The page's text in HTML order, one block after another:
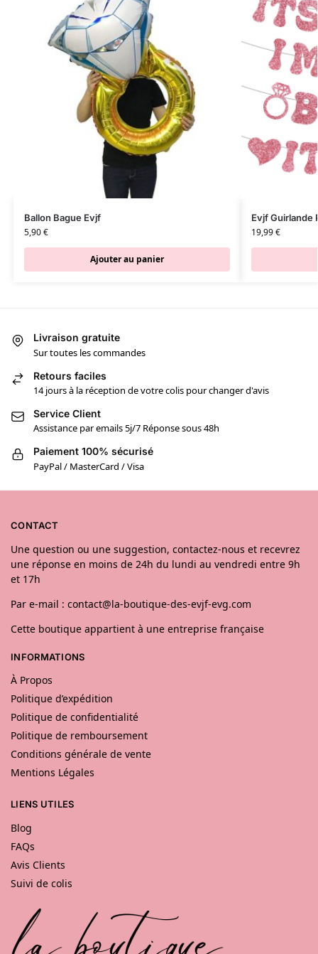
Ballon Bague Evjf
5,90€
Ajouter au panier
Evjf Guirlande
19,99€
Livraison gratuite
Sur toutes les commandes
Retours faciles
14 jours à la réception de votre colis pour changer d'avis
Service Client
Assistance par emails 5j/7 Réponse sous 48h
Paiement 100% sécurisé
PayPal / MasterCard / Visa
CONTACT
Une question ou une suggestion, contactez-nous et recevrez
une réponse en moins de 24h du lundi au vendredi entre 9h
et 17h
Par e-mail : contact@la-boutique-des-evjf-evg.com
Cette boutique appartient à une entreprise française
INFORMATIONS
À Propos
Politique d’expédition
Politique de confidentialité
Politique de remboursement
Conditions générale de vente
Mentions Légales
LIENS UTILES
Blog
FAQs
Avis Clients
Suivi de colis